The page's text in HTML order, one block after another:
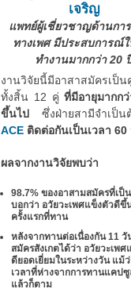
เจริญ
แพทย์ผู้เชี่ยวชาญด้านกา
ทางเพศ มีประสบการณ์
ทำงานมากกว่า 20
งานวิจัยนี้มีอาสาสมัครเป็น
ทั้งสิ้น 12 คู่ที่มีอายุมากก
ขึ้นไป ซึ่งฝ่ายสามีจำเป็น
ACE ติดต่อกันเป็นเวลา 60
ผลจากงานวิจัยพบว่า
98.7% ของอาสามสมัครที่เป็
บอกว่า อวัยวะเพศแข็งตัวดีขึ้
ครั้งแรกที่ทาน
หลังจากทานต่อเนื่องกัน 11 วั
สมัครสังเกตได้ว่า อวัยวะเพศ
ดียอดเยี่ยมในระหว่างวัน แม้
เวลาที่ห่างจากการทานแคป
แล้วก็ตาม